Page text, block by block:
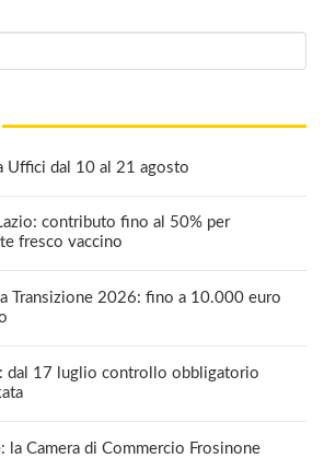
Uffici dal 10 al 21 agosto
contributo fino al 50% per
fresco vaccino
Transizione 2026: fino a 10.000 euro
dal 17 luglio controllo obbligatorio
la Camera di Commercio Frosinone